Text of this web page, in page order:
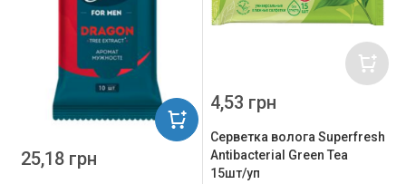
25,18 грн
Серветка волога Superfresh
Antibacterial Green Tea
15шт/уп
4,53 грн